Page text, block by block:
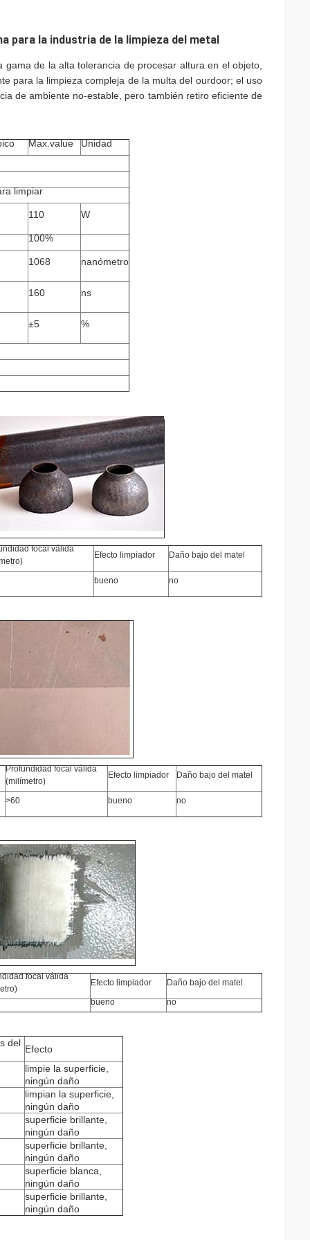
para la industria de la limpieza del metal
de la alta tolerancia de procesar altura en el objeto,
para la limpieza compleja de la multa del ourdoor; el uso
de ambiente no-estable, pero también retiro eficiente de
Max.value
Unidad
limpiar
110 W
100%
1068 nanómetro
160 ns
±5 %
focal válida
Efecto limpiador
Daño bajo del matel
bueno no
Profundidad focal válida
(milímetro)
Efecto limpiador Daño bajo del matel
>60 bueno no
focal válida
Efecto limpiador
Daño bajo del matel
bueno no
del
Efecto
limpie la superficie,
ningún daño
limpian la superficie,
ningún daño
superficie brillante,
ningún daño
superficie brillante,
ningún daño
superficie blanca,
ningún daño
superficie brillante,
ningún daño